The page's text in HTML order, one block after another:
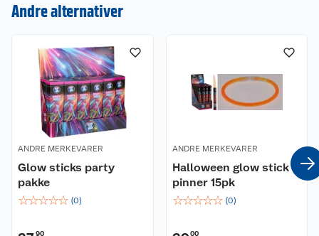
Andre alternativer
ANDRE MERKEVARER
Glow sticks party
pakke
☆☆☆☆☆ (0)
90
ANDRE MERKEVARER
Halloween glow stick
pinner 15pk
☆☆☆☆☆ (0)
00
Om oss
Nyheter
Våre butikker
Våre merkevarer
Coop kjeder
Ledige stillinger
Kontakt oss
Angre- og returrett
Reklamasjon og garanti
Ofte stilte spørsmål
Betalingsalternativer
Leveringsalternativer
Åpent kjøp